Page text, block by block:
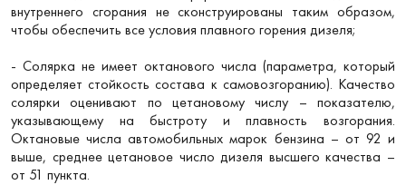
внутреннего сгорания не сконструированы таким образом,
чтобы обеспечить все условия плавного горения дизеля;
- Солярка не имеет октанового числа (параметра, который
определяет стойкость состава к самовозгоранию). Качество
солярки оценивают по цетановому числу – показателю,
указывающему на быстроту и плавность возгорания.
Октановые числа автомобильных марок бензина – от 92 и
выше, среднее цетановое число дизеля высшего качества –
от 51 пункта.